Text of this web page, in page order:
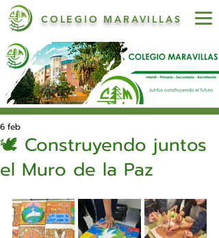
COLEGIO MARAVILLAS
🕊️ Construyendo juntos
el Muro de la Paz
6 feb